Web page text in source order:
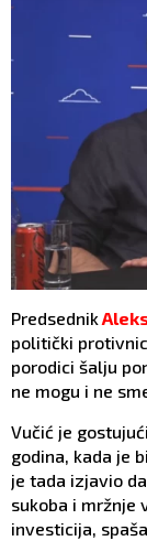
Predsednik
politički
porodici šalju
ne mogu i ne
Vučić je
godina, kada je
je tada izjavio
sukoba i mržnje
investicija,